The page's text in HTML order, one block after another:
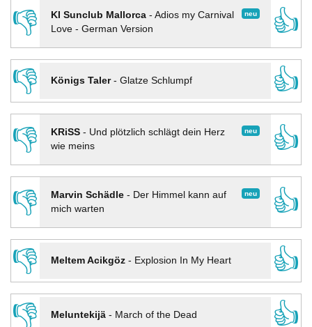
👎
neu
KI Sunclub Mallorca- Adios my Carnival
Love - German Version
👍
👎
Königs Taler- Glatze Schlumpf
👍
👎
neu
KRiSS- Und plötzlich schlägt dein Herz
wie meins
👍
👎 neu
Marvin Schädle- Der Himmel kann auf
mich warten
👍
👎
Meltem Acikgöz- Explosion In My Heart
👍
👎
Meluntekijä- March of the Dead
👍